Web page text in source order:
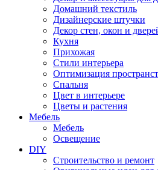
Домашний текстиль
Дизайнерские штучки
Декор стен, окон и
Кухня
Прихожая
Стили интерьера
Оптимизация
Спальня
Цвет в интерьере
Цветы и растения
Мебель
Мебель
Освещение
DIY
Строительство и ремонт